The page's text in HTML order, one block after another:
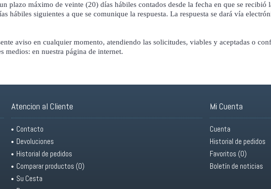
plazo máximo de veinte (20) días hábiles contados desde la fecha en que se recibió
hábiles siguientes a que se comunique la respuesta. La respuesta se dará vía
aviso en cualquier momento, atendiendo las solicitudes, viables y aceptadas o
medios: en nuestra página de internet.
Atencion al Cliente
Contacto
Devoluciones
Historial de pedidos
Comparar productos (0)
Su Cesta
Mi Cuenta
Cuenta
Historial de pedidos
Favoritos (0)
Boletín de noticias